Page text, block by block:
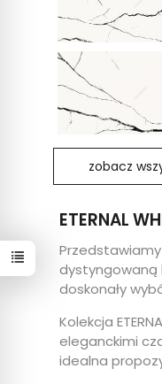
zobacz
ETERNAL
dystyngowaną
doskonały
Kolekcja
eleganckimi
idealna